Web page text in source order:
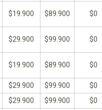
$19.900 $89.900 $0
$29.900 $99.900 $0
$19.900 $89.900
$0
$29.900 $99.900
$0
$29.900 $99.900
$0